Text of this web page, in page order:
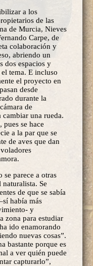
a los
de las
de Murcia, Nieves
Carpe, de
colaboración y
abriendo un
dos espacios y
tema. E incluso
el proyecto en
desde
durante la
de
una rueda.
pues se hace
a la par que se
de aves que dan
se parece a otras
naturalista. Se
de que se sabía
había más
y
zona para estudiar
ido enamorando
nuevas cosas”.
bastante porque es
a ver quién puede
capturarlo”,